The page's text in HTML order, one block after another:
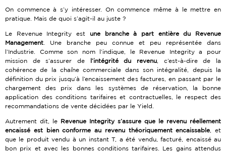
On commence à s’y intéresser. On commence même à le mettre en
pratique. Mais de quoi s’agit-il au juste ?
Le Revenue Integrity est une branche à part entière du Revenue
Management . Une branche peu connue et peu représentée dans
l’Industrie. Comme son nom l’indique, le Revenue Integrity a pour
mission de s’assurer de l’intégrité du revenu , c’est-à-dire de la
cohérence de la chaîne commerciale dans son intégralité, depuis la
définition du prix jusqu’à l’encaissement des factures, en passant par le
chargement des prix dans les systèmes de réservation, la bonne
application des conditions tarifaires et contractuelles, le respect des
recommandations de vente décidées par le Yield.
Autrement dit, le Revenue Integrity s’assure que le revenu réellement
encaissé est bien conforme au revenu théoriquement encaissable , et
que le produit vendu à un instant T, a été vendu, facturé, encaissé au
bon prix et avec les bonnes conditions tarifaires. Les gains attendus